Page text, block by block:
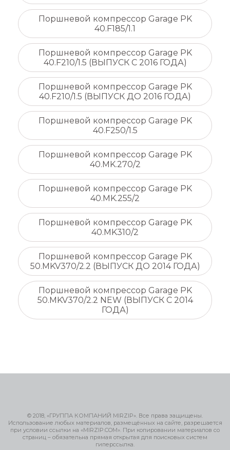
Поршневой компрессор Garage PK
40.F185/1.1
Поршневой компрессор Garage PK
40.F210/1.5 (ВЫПУСК С 2016 ГОДА)
Поршневой компрессор Garage PK
40.F210/1.5 (ВЫПУСК ДО 2016 ГОДА)
Поршневой компрессор Garage PK
40.F250/1.5
Поршневой компрессор Garage PK
40.MK.270/2
Поршневой компрессор Garage PK
40.MK.255/2
Поршневой компрессор Garage PK
40.MK310/2
Поршневой компрессор Garage PK
50.MKV370/2.2 (ВЫПУСК ДО 2014 ГОДА)
Поршневой компрессор Garage PK
50.MKV370/2.2 NEW (ВЫПУСК C 2014
ГОДА)
© 2018, «ГРУППА КОМПАНИЙ MIRZIP». Все права защищены.
Использование любых материалов, размещённых на сайте, разрешается
при условии ссылки на «MIRZIP.COM». При копировании материалов со
страниц – обязательна прямая открытая для поисковых систем
гиперссылка.